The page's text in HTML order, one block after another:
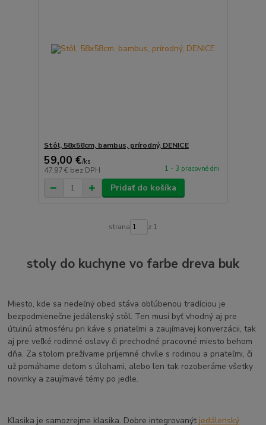
Stôl, 58x58cm, bambus, prírodný, DENICE
59,00 €/ks
47,97 € bez DPH 1 - 3 pracovné dni
Pridať do košíka
strana z 1
stoly do kuchyne vo farbe dreva buk
Miesto, kde sa nedeľný obed stáva obľúbenou tradíciou je
bezpodmienečne jedálenský stôl. Ten musí byť vhodný aj pre
útulnú atmosféru pri káve s priateľmi a zaujímavej konverzácii, tak
aj pre veľké rodinné oslavy či prechodné pracovné miesto behom
dňa. Za stolom prežívame príjemné chvíle s rodinou a priateľmi, či
už pomáhame deťom s úlohami, alebo len tak rozoberáme všetky
novinky a zaujímavé témy po jedle.
Klasika je samozrejme klasika. Dobre integrovanýt jedálenský